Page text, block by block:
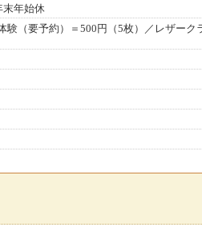
末年始休
験（要予約）＝500円（5枚）／レザーク